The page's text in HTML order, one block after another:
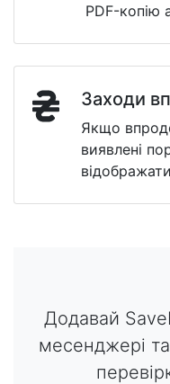
PDF-копію
Заходи
Якщо
виявлені
Додавай
месенджері